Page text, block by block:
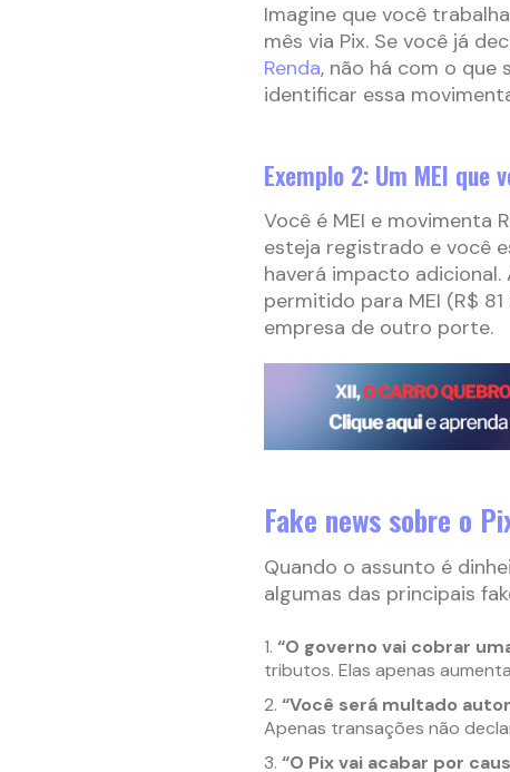
Imagine que você
mês via Pix. Se você já
Renda, não há com o que
identificar essa
Exemplo 2: Um MEI que
Você é MEI e movimenta
esteja registrado e você
haverá impacto
permitido para MEI (R$
empresa de outro porte.
Fake news sobre o
Quando o assunto é
algumas das principais
“O governo vai cobrar
tributos. Elas apenas
“Você será multado
Apenas transações não
“O Pix vai acabar por